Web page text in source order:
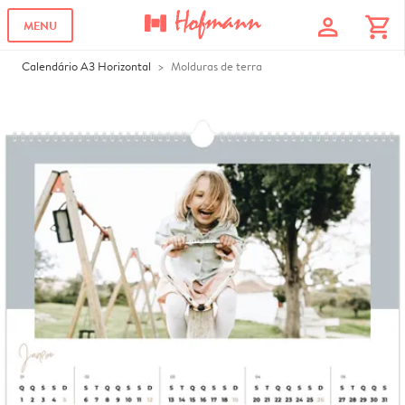
MENU profile shopping_cart
Calendário A3 Horizontal Molduras de terra